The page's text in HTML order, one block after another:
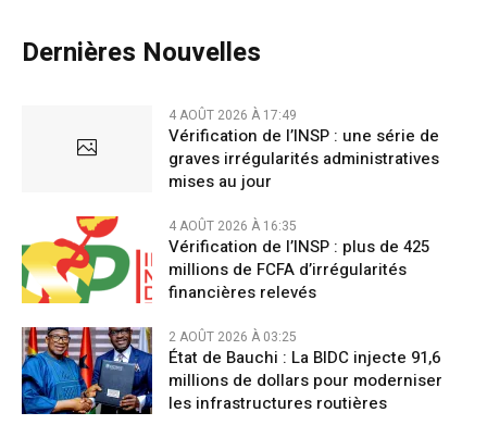
Dernières Nouvelles
4 AOÛT 2026 À 17:49
Vérification de l’INSP : une série de
graves irrégularités administratives
mises au jour
4 AOÛT 2026 À 16:35
Vérification de l’INSP : plus de 425
millions de FCFA d’irrégularités
financières relevés
2 AOÛT 2026 À 03:25
État de Bauchi : La BIDC injecte 91,6
millions de dollars pour moderniser
les infrastructures routières